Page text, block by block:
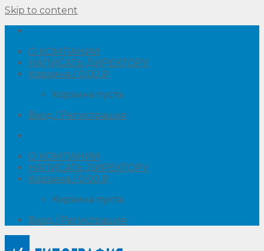
Skip to content
О КОМПАНИИ
НАПИСАТЬ ДИРЕКТОРУ
Корзина / 0.00 ₽
Корзина пуста.
Вход / Регистрация
О КОМПАНИИ
НАПИСАТЬ ДИРЕКТОРУ
Корзина / 0.00 ₽
Корзина пуста.
Вход / Регистрация